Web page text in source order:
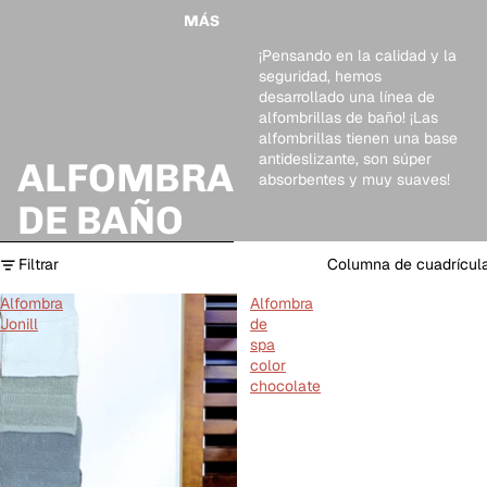
MÁS
ALFOMBRA
DE BAÑO
¡Pensando en la calidad y la
seguridad, hemos
desarrollado una línea de
alfombrillas de baño! ¡Las
alfombrillas tienen una base
antideslizante, son súper
absorbentes y muy suaves!
Omitir para ir a lista de resultados
Filtrar
Columna de
Alfombra
Jonill
Alfombra
de
spa
color
chocolate